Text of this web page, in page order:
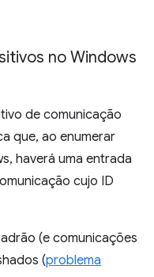
no Windows
de comunicação
que, ao enumerar
haverá uma entrada
cujo ID
(e comunicações
(problema